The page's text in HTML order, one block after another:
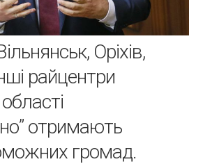
Оріхів,
райцентри
отримають
громад.